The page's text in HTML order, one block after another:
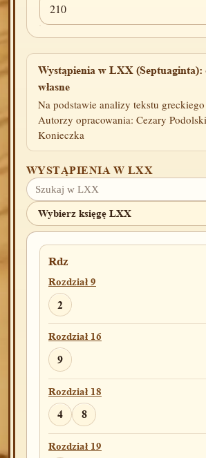
210
Wystąpienia w LXX (Septuaginta):
własne
Na podstawie analizy tekstu
Autorzy opracowania: Cezary
Konieczka
WYSTĄPIENIA W LXX
Rdz
Rozdział 9
2
Rozdział 16
9
Rozdział 18
4 8
Rozdział 19